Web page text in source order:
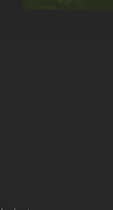
só uma forma de vida,
uma catástrofe para